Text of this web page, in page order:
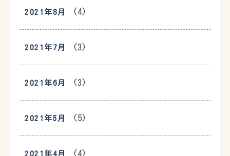
2021年8月 (4)
2021年7月 (3)
2021年6月 (3)
2021年5月 (5)
2021年4月 (4)